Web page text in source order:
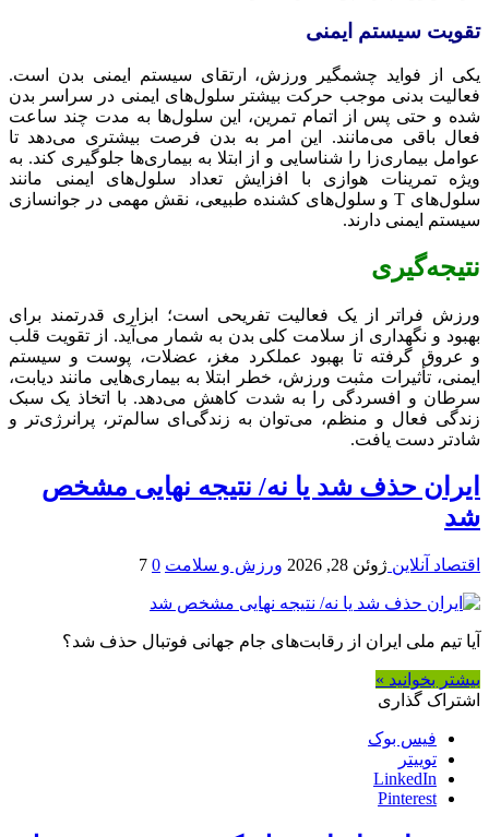
تقویت سیستم ایمنی
یکی از فواید چشمگیر ورزش، ارتقای سیستم ایمنی بدن است.
فعالیت بدنی موجب حرکت بیشتر سلول‌های ایمنی در سراسر بدن
شده و حتی پس از اتمام تمرین، این سلول‌ها به مدت چند ساعت
فعال باقی می‌مانند. این امر به بدن فرصت بیشتری می‌دهد تا
عوامل بیماری‌زا را شناسایی و از ابتلا به بیماری‌ها جلوگیری کند. به
ویژه تمرینات هوازی با افزایش تعداد سلول‌های ایمنی مانند
سلول‌های T و سلول‌های کشنده طبیعی، نقش مهمی در جوانسازی
سیستم ایمنی دارند.
نتیجه‌گیری
ورزش فراتر از یک فعالیت تفریحی است؛ ابزاری قدرتمند برای
بهبود و نگهداری از سلامت کلی بدن به شمار می‌آید. از تقویت قلب
و عروق گرفته تا بهبود عملکرد مغز، عضلات، پوست و سیستم
ایمنی، تأثیرات مثبت ورزش، خطر ابتلا به بیماری‌هایی مانند دیابت،
سرطان و افسردگی را به شدت کاهش می‌دهد. با اتخاذ یک سبک
زندگی فعال و منظم، می‌توان به زندگی‌ای سالم‌تر، پرانرژی‌تر و
شادتر دست یافت.
ایران حذف شد یا نه/ نتیجه نهایی مشخص
شد
اقتصاد آنلاین ژوئن 28, 2026 ورزش و سلامت 0
7
آیا تیم ملی ایران از رقابت‌های جام جهانی فوتبال حذف شد؟
بیشتر بخوانید »
اشتراک گذاری
فیس بوک
توییتر
LinkedIn
Pinterest